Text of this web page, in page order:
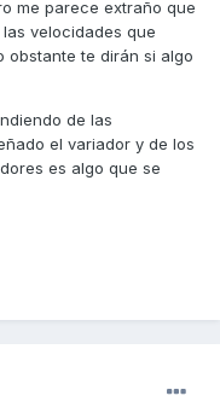
me parece extraño que
velocidades que
obstante te dirán si algo
de las
el variador y de los
es algo que se